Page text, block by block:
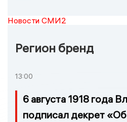
Новости СМИ2
Регион бренд
13:00
6 августа 1918 года
подписал декрет